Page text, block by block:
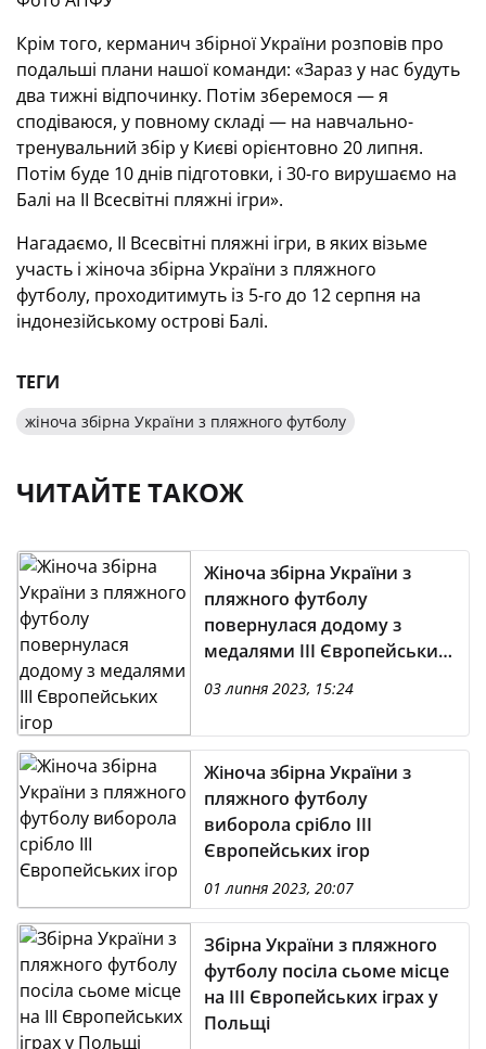
Крім того, керманич збірної України розповів про
подальші плани нашої команди: «Зараз у нас будуть
два тижні відпочинку. Потім зберемося — я
сподіваюся, у повному складі — на навчально-
тренувальний збір у Києві орієнтовно 20 липня.
Потім буде 10 днів підготовки, і 30-го вирушаємо на
Балі на II Всесвітні пляжні ігри».
Нагадаємо, II Всесвітні пляжні ігри, в яких візьме
участь і жіноча збірна України з пляжного
футболу, проходитимуть із 5-го до 12 серпня на
індонезійському острові Балі.
ТЕГИ
жіноча збірна України з пляжного футболу
ЧИТАЙТЕ ТАКОЖ
Жіноча збірна України з
пляжного футболу
повернулася додому з
медалями III Європейських
03 липня 2023, 15:24
Жіноча збірна України з
пляжного футболу
виборола срібло III
Європейських ігор
01 липня 2023, 20:07
Збірна України з пляжного
футболу посіла сьоме місце
на III Європейських іграх у
Польщі